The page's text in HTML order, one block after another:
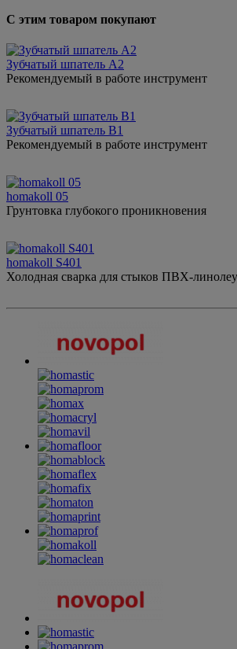
С этим товаром покупают
Зубчатый шпатель А2
Рекомендуемый в работе инструмент
Зубчатый шпатель В1
Рекомендуемый в работе инструмент
homakoll 05
Грунтовка глубокого проникновения
homakoll S401
Холодная сварка для стыков ПВХ-